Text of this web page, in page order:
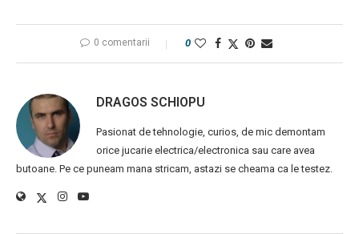
0 comentarii 0
DRAGOS SCHIOPU
Pasionat de tehnologie, curios, de mic demontam
orice jucarie electrica/electronica sau care avea
butoane. Pe ce puneam mana stricam, astazi se cheama ca le testez.